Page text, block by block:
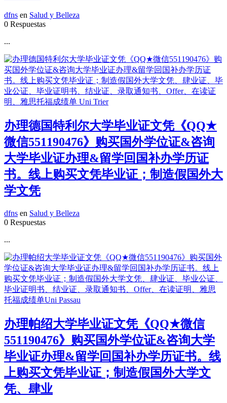
dfns en Salud y Belleza
0 Respuestas
...
办理德国特利尔大学毕业证文凭《QQ★
微信551190476》购买国外学位证&咨询
大学毕业证办理&留学回国补办学历证
书。线上购买文凭毕业证；制造假国外大
学文凭
dfns en Salud y Belleza
0 Respuestas
...
办理帕绍大学毕业证文凭《QQ★微信
551190476》购买国外学位证&咨询大学
毕业证办理&留学回国补办学历证书。线
上购买文凭毕业证；制造假国外大学文
凭、肆业